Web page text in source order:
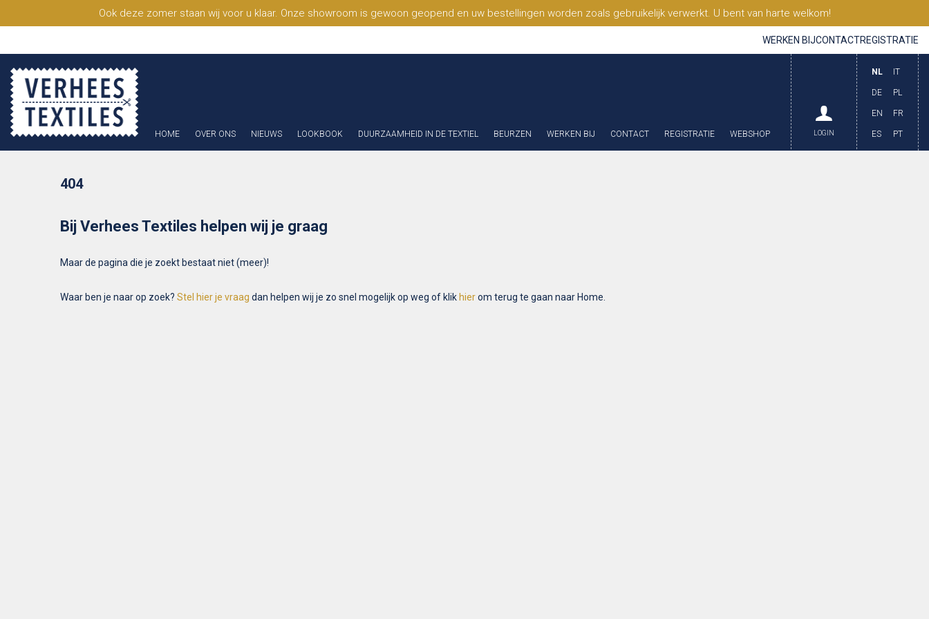
Ook deze zomer staan wij voor u klaar. Onze showroom is gewoon geopend en uw bestellingen worden zoals gebruikelijk verwerkt. U bent van harte welkom!
WERKEN BIJCONTACTREGISTRATIE
HOME OVER ONS NIEUWS LOOKBOOK DUURZAAMHEID IN DE TEXTIEL BEURZEN WERKEN BIJ CONTACT REGISTRATIE WEBSHOP
NL
DE
EN
ES
IT
PL
FR
PT
LOGIN
404
Bij Verhees Textiles helpen wij je graag
Maar de pagina die je zoekt bestaat niet (meer)!
Waar ben je naar op zoek? Stel hier je vraag dan helpen wij je zo snel mogelijk op weg of klik hierom terug te gaan naar Home.